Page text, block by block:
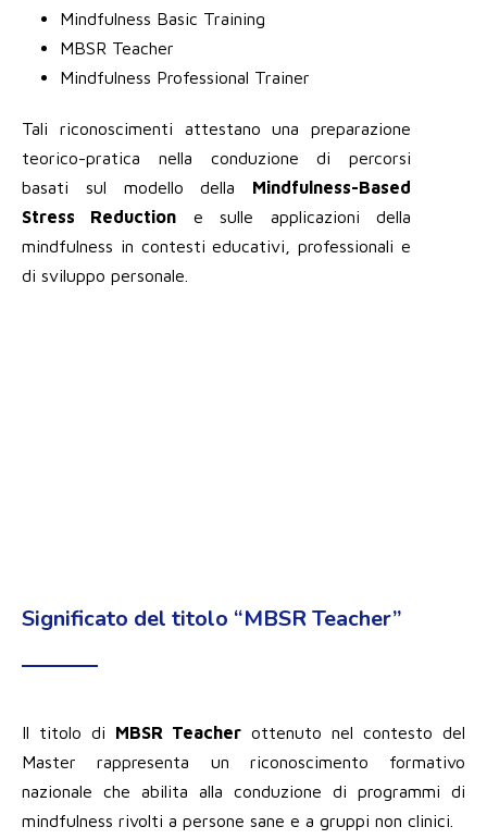
Mindfulness Basic Training
MBSR Teacher
Mindfulness Professional Trainer
Tali riconoscimenti attestano una preparazione
teorico-pratica nella conduzione di percorsi
basati sul modello della Mindfulness-Based
Stress Reduction e sulle applicazioni della
mindfulness in contesti educativi, professionali e
di sviluppo personale.
Significato del titolo “MBSR Teacher”
Il titolo di MBSR Teacher ottenuto nel contesto del
Master rappresenta un riconoscimento formativo
nazionale che abilita alla conduzione di programmi di
mindfulness rivolti a persone sane e a gruppi non clinici.